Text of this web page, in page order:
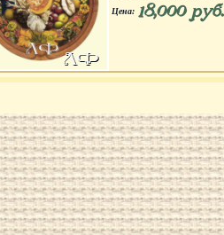
Цена: 18,000 руб.